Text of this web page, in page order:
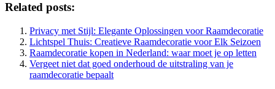
Related posts:
Privacy met Stijl: Elegante Oplossingen voor Raamdecoratie
Lichtspel Thuis: Creatieve Raamdecoratie voor Elk Seizoen
Raamdecoratie kopen in Nederland: waar moet je op letten
Vergeet niet dat goed onderhoud de uitstraling van je
raamdecoratie bepaalt